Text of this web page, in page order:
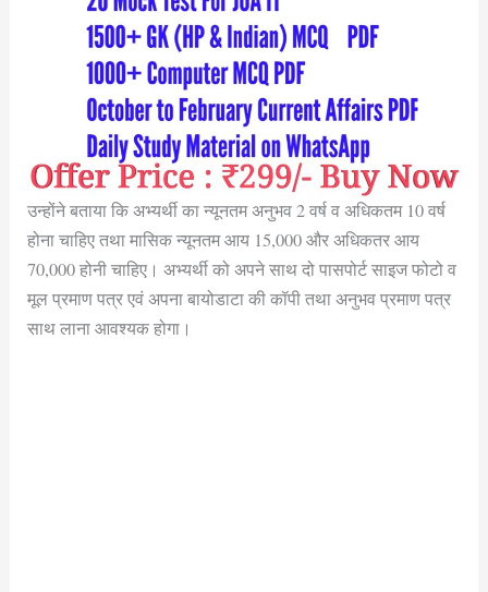
उन्होंने बताया कि अभ्यर्थी का न्यूनतम अनुभव 2 वर्ष व अधिकतम 10 वर्ष
होना चाहिए तथा मासिक न्यूनतम आय 15,000 और अधिकतर आय
70,000 होनी चाहिए। अभ्यर्थी को अपने साथ दो पासपोर्ट साइज फोटो व
मूल प्रमाण पत्र एवं अपना बायोडाटा की कॉपी तथा अनुभव प्रमाण पत्र
साथ लाना आवश्यक होगा।